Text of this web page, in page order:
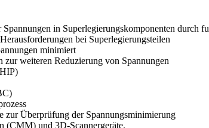
in Superlegierungskomponenten durch
bei Superlegierungsteilen
minimiert
zur weiteren Reduzierung von Spannungen
zur Überprüfung der Spannungsminimierung
(CMM) und 3D-Scannergeräte.